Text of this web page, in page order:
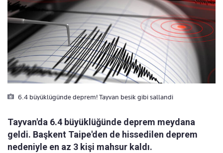
6.4 büyüklügünde deprem! Tayvan besik gibi sallandi
Tayvan'da 6.4 büyüklüğünde deprem meydana
geldi. Başkent Taipe'den de hissedilen deprem
nedeniyle en az 3 kişi mahsur kaldı.